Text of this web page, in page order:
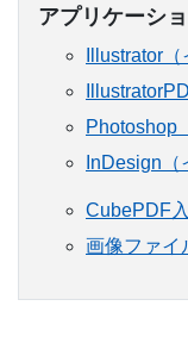
アプリケーシ
Illustrator
Photoshop
InDesign（
CubePDF
画像ファイ